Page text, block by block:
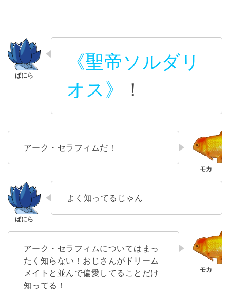
《聖帝ソルダリ
オス》
！
アーク・セラフィムだ！
よく知ってるじゃん
アーク・セラフィムについてはまっ
たく知らない！おじさんがドリーム
メイトと並んで偏愛してることだけ
知ってる！